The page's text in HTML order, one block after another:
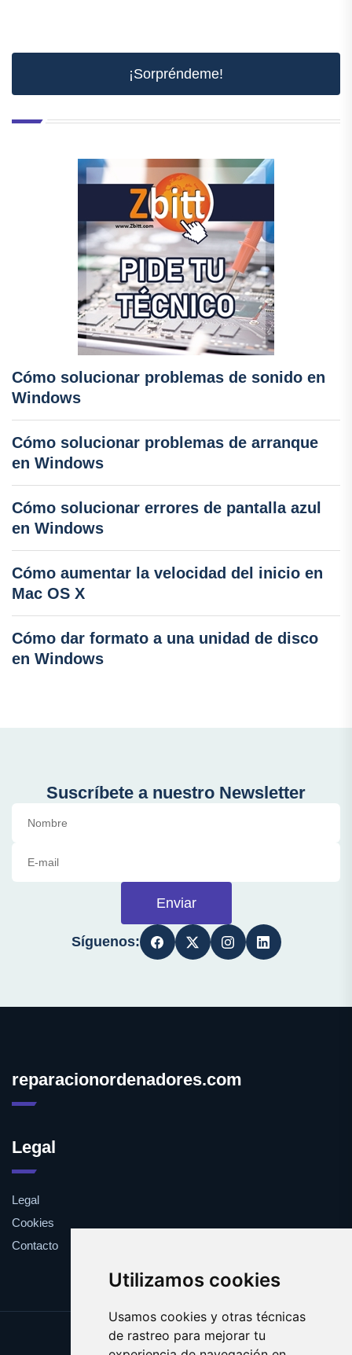
Utilizamos cookies
Usamos cookies y otras técnicas
de rastreo para mejorar tu
¡Sorpréndeme!
Cómo solucionar problemas de sonido en
Windows
Cómo solucionar problemas de arranque
en Windows
Cómo solucionar errores de pantalla azul
en Windows
Cómo aumentar la velocidad del inicio en
Mac OS X
Cómo dar formato a una unidad de disco
en Windows
Suscríbete a nuestro Newsletter
Enviar
Síguenos:
reparacionordenadores.com
Legal
Legal
Cookies
Contacto
Update cookies preferences